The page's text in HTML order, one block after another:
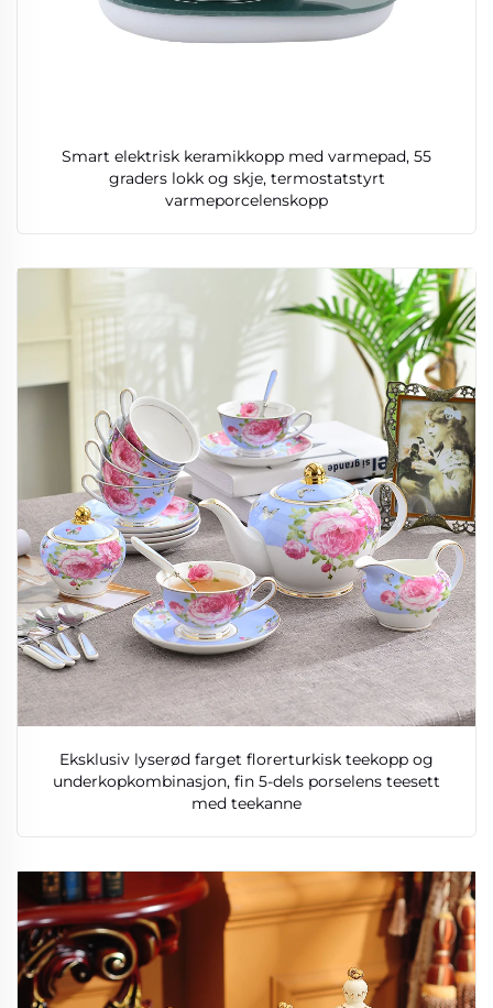
Smart elektrisk keramikkopp med varmepad, 55
graders lokk og skje, termostatstyrt
varmeporcelenskopp
Eksklusiv lyserød farget florerturkisk teekopp og
underkopkombinasjon, fin 5-dels porselens teesett
med teekanne